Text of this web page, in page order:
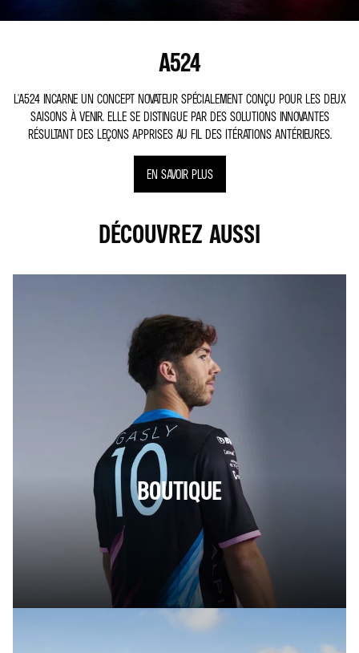
A524
L'A524 INCARNE UN CONCEPT NOVATEUR SPÉCIALEMENT CONÇU POUR LES DEUX
SAISONS À VENIR. ELLE SE DISTINGUE PAR DES SOLUTIONS INNOVANTES
RÉSULTANT DES LEÇONS APPRISES AU FIL DES ITÉRATIONS ANTÉRIEURES.
EN SAVOIR PLUS
DÉCOUVREZ AUSSI
BOUTIQUE